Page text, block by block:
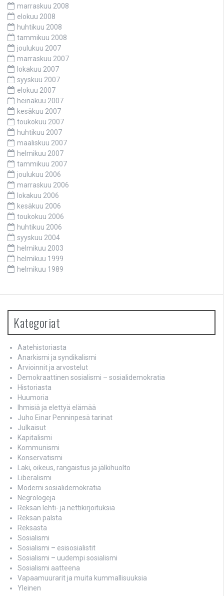
marraskuu 2008
elokuu 2008
huhtikuu 2008
tammikuu 2008
joulukuu 2007
marraskuu 2007
lokakuu 2007
syyskuu 2007
elokuu 2007
heinäkuu 2007
kesäkuu 2007
toukokuu 2007
huhtikuu 2007
maaliskuu 2007
helmikuu 2007
tammikuu 2007
joulukuu 2006
marraskuu 2006
lokakuu 2006
kesäkuu 2006
toukokuu 2006
huhtikuu 2006
syyskuu 2004
helmikuu 2003
helmikuu 1999
helmikuu 1989
Kategoriat
Aatehistoriasta
Anarkismi ja syndikalismi
Arvioinnit ja arvostelut
Demokraattinen sosialismi – sosialidemokratia
Historiasta
Huumoria
Ihmisiä ja elettyä elämää
Juho Einar Penninpesä tarinat
Julkaisut
Kapitalismi
Kommunismi
Konservatismi
Laki, oikeus, rangaistus ja jälkihuolto
Liberalismi
Moderni sosialidemokratia
Negrologeja
Reksan lehti- ja nettikirjoituksia
Reksan palsta
Reksasta
Sosialismi
Sosialismi – esisosialistit
Sosialismi – uudempi sosialismi
Sosialismi aatteena
Vapaamuurarit ja muita kummallisuuksia
Yleinen